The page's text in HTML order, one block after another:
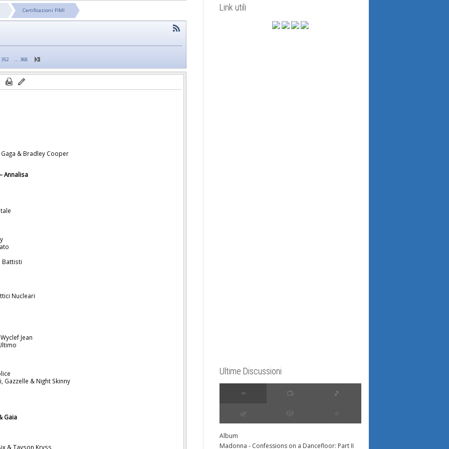
Certificazioni FIMI
352 … 368
Gaga & Bradley Cooper
Annalisa
Battisti
Nucleari
Jean
Gazzelle & Night Skinny
Gaia
& Tayson Kryss
Link utili
Ultime Discussioni
∞ 📺 🎵
🌿 🎲 ⭐️
Album
Madonna - Confessions on a Dancefloor: Part II